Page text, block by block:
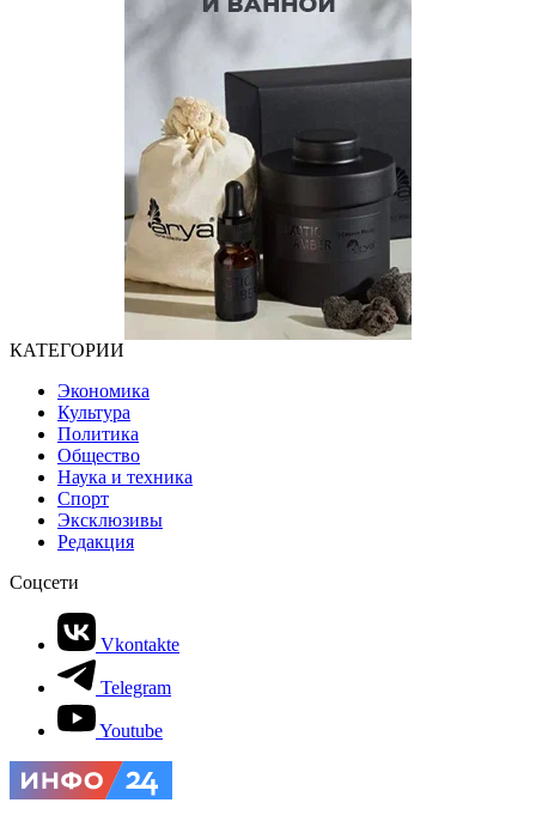
КАТЕГОРИИ
Экономика
Культура
Политика
Общество
Наука и техника
Спорт
Эксклюзивы
Редакция
Соцсети
Vkontakte
Telegram
Youtube